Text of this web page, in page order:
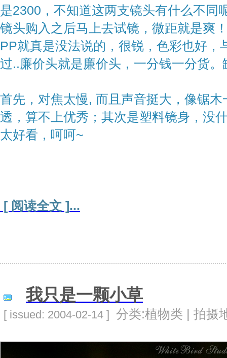
是2300，不知道这两支镜头有什么不同
镜头购入之后马上去试镜，微距就是爽
PP就真是没法说的，很锐，色彩也好
过..廉价头就是廉价头，一分钱一分货
首先，对焦太慢, 而且声音挺大，像锯
透，算不上优秀；其次是塑料镜身，没
太好看，呵呵~
[ 阅读全文 ]...
我只是一颗小草
[ issued: 2004-02-14 ] 分类:植物类 | 拍摄